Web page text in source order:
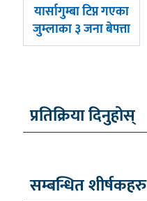
पछिल्लाे
-
यार्सागुम्बा टिप्न गएका
जुम्लाका ३ जना बेपत्ता
प्रतिक्रिया दिनुहोस्
सम्बन्धित शीर्षकहरु